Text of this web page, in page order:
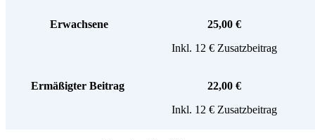
Erwachsene
25,00 €
Inkl. 12 € Zusatzbeitrag
Ermäßigter Beitrag
22,00 €
Inkl. 12 € Zusatzbeitrag